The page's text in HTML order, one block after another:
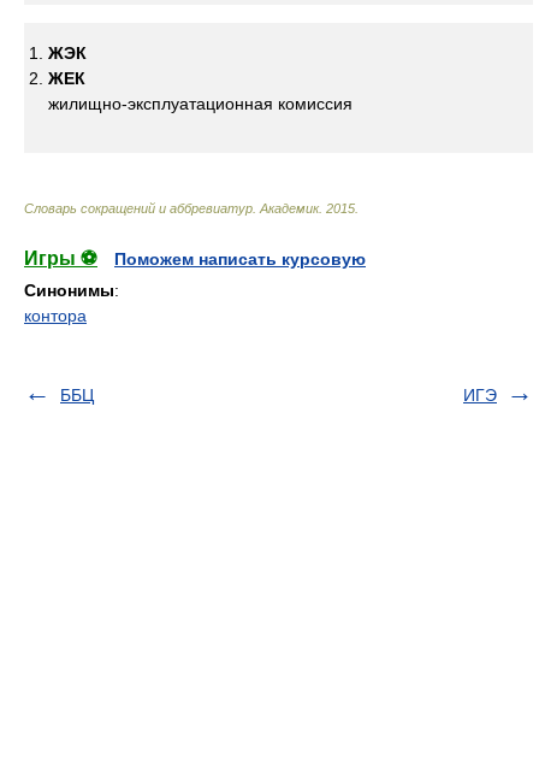
ЖЭК
ЖЕК
жилищно-эксплуатационная комиссия
Словарь сокращений и аббревиатур Академик. 2015
Игры ⚽
Поможем написать курсовую
Синонимы:
контора
ББЦ ИГЭ